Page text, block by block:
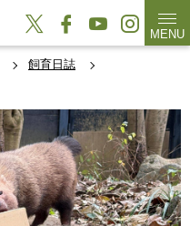
MENU
飼育日誌